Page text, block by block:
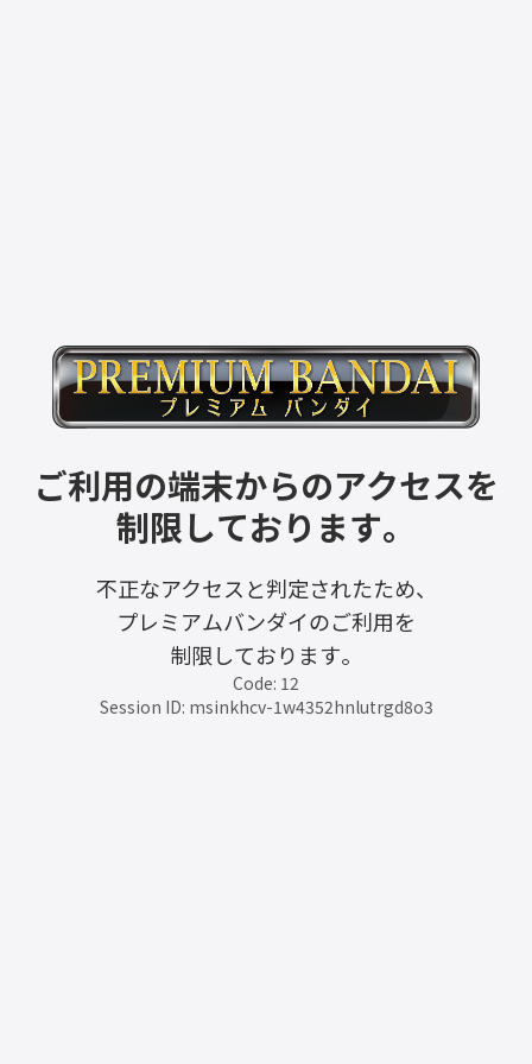
ご利用の端末からのアクセスを
制限しております。
不正なアクセスと判定されたため、
プレミアムバンダイのご利用を
制限しております。
Code: 12
Session ID: msinkhcv-1w4352hnlutrgd8o3